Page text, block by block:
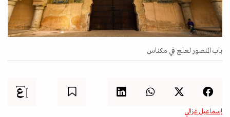
باب المنصور لعلج في مكناس
إسماعيل غزالي